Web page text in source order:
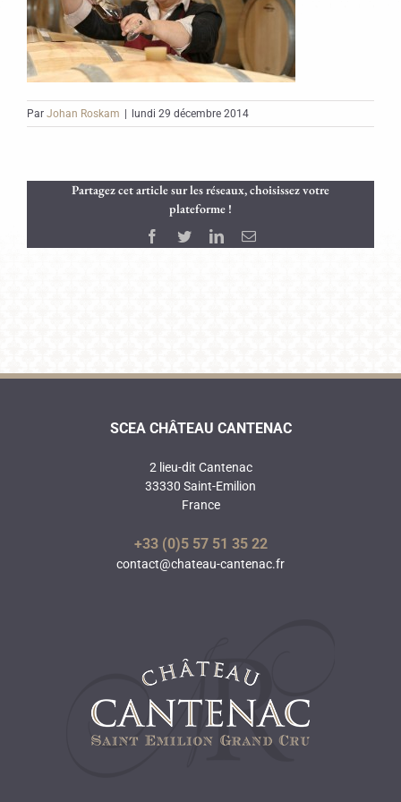
Par Johan Roskam lundi 29 décembre 2014
Partagez cet article sur les réseaux, choisissez votre
plateforme !
Facebook
TwitterLinkedInEmail
SCEA CHÂTEAU CANTENAC
2 lieu-dit Cantenac
33330 Saint-Emilion
France
+33 (0)5 57 51 35 22
contact@chateau-cantenac.fr